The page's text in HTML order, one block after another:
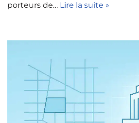
porteurs de… Lire la suite »